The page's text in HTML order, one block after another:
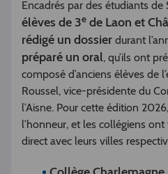
Encadrés par des étudiants de
élèves de 3e de Laon et
rédigé un dossier durant
préparé un oral, qu’ils ont
composé d’anciens élèves de
Roussel, vice-présidente du
l’Aisne. Pour cette édition
l’honneur, et les collégiens
direct avec leurs villes